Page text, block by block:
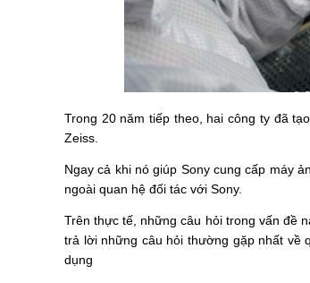
Trong 20 năm tiếp theo, hai công ty đã
Zeiss.
Ngay cả khi nó giúp Sony cung cấp máy
ngoài quan hệ đối tác với Sony.
Trên thực tế, những câu hỏi trong vấn đề
trả lời những câu hỏi thường gặp nhất về
dụng